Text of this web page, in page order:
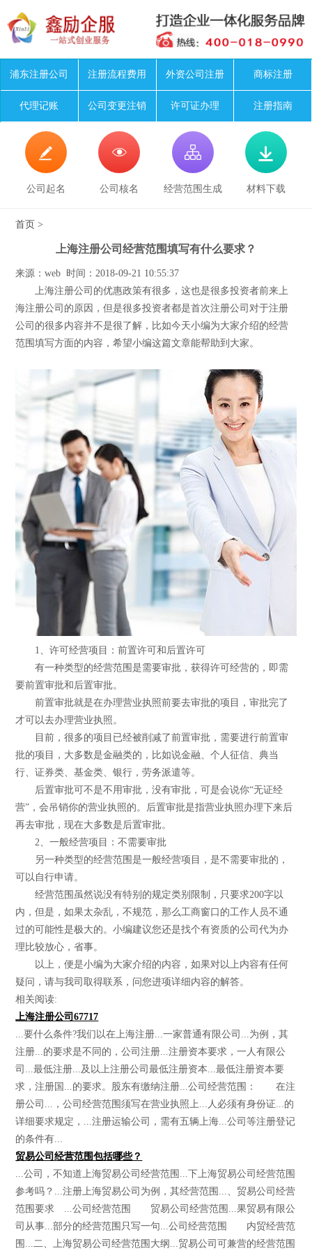
浦东注册公司 注册流程费用 外资公司注册 商标注册
代理记账 公司变更注销 许可证办理 注册指南

公司起名

公司核名

经营范围生成

材料下载
首页 >
上海注册公司经营范围填写有什么要求？
来源：web 时间：2018-09-21 10:55:37
上海注册公司的优惠政策有很多，这也是很多投资者前来上
海注册公司的原因，但是很多投资者都是首次注册公司对于注册
公司的很多内容并不是很了解，比如今天小编为大家介绍的经营
范围填写方面的内容，希望小编这篇文章能帮助到大家。
1、许可经营项目：前置许可和后置许可
有一种类型的经营范围是需要审批，获得许可经营的，即需
要前置审批和后置审批。
前置审批就是在办理营业执照前要去审批的项目，审批完了
才可以去办理营业执照。
目前，很多的项目已经被削减了前置审批，需要进行前置审
批的项目，大多数是金融类的，比如说金融、个人征信、典当
行、证券类、基金类、银行，劳务派遣等。
后置审批可不是不用审批，没有审批，可是会说你“无证经
营”，会吊销你的营业执照的。后置审批是指营业执照办理下来后
再去审批，现在大多数是后置审批。
2、一般经营项目：不需要审批
另一种类型的经营范围是一般经营项目，是不需要审批的，
可以自行申请。
经营范围虽然说没有特别的规定类别限制，只要求200字以
内，但是，如果太杂乱，不规范，那么工商窗口的工作人员不通
过的可能性是极大的。小编建议您还是找个有资质的公司代为办
理比较放心，省事。
以上，便是小编为大家介绍的内容，如果对以上内容有任何
疑问，请与我司取得联系，问您进项详细内容的解答。
相关阅读:
上海注册公司67717
...要什么条件?我们以在上海注册...一家普通有限公司...为例，其
注册...的要求是不同的，公司注册...注册资本要求，一人有限公
司...最低注册...及以上注册公司最低注册资本...最低注册资本要
求，注册国...的要求。股东有缴纳注册...公司经营范围： 在注
册公司...，公司经营范围须写在营业执照上...人必须有身份证...的
详细要求规定，...注册运输公司，需有五辆上海...公司等注册登记
的条件有...
贸易公司经营范围包括哪些？
...公司，不知道上海贸易公司经营范围...下上海贸易公司经营范围
参考吗？...注册上海贸易公司为例，其经营范围...、贸易公司经营
范围要求 ...公司经营范围 贸易公司经营范围...果贸易有限公
司从事...部分的经营范围只写一句...公司经营范围 内贸经营范
围...二、上海贸易公司经营范围大纲...贸易公司可兼营的经营范围